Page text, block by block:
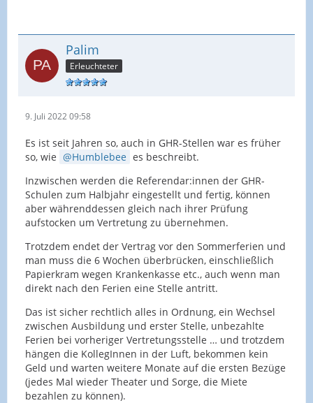
Palim
Erleuchteter
9. Juli 2022 09:58
Es ist seit Jahren so, auch in GHR-Stellen war es früher
so, wie
Humblebee es beschreibt.
Inzwischen werden die Referendar:innen der GHR-
Schulen zum Halbjahr eingestellt und fertig, können
aber währenddessen gleich nach ihrer Prüfung
aufstocken um Vertretung zu übernehmen.
Trotzdem endet der Vertrag vor den Sommerferien und
man muss die 6 Wochen überbrücken, einschließlich
Papierkram wegen Krankenkasse etc., auch wenn man
direkt nach den Ferien eine Stelle antritt.
Das ist sicher rechtlich alles in Ordnung, ein Wechsel
zwischen Ausbildung und erster Stelle, unbezahlte
Ferien bei vorheriger Vertretungsstelle … und trotzdem
hängen die KollegInnen in der Luft, bekommen kein
Geld und warten weitere Monate auf die ersten Bezüge
(jedes Mal wieder Theater und Sorge, die Miete
bezahlen zu können).